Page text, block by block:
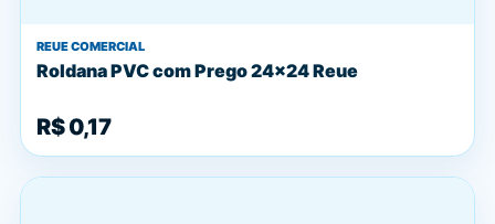
REUE COMERCIAL
Roldana PVC com Prego 24x24 Reue
R$ 0,17